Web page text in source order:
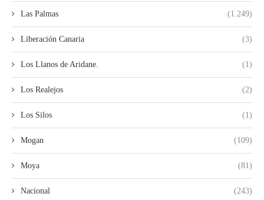
Las Palmas (1.249)
Liberación Canaria (3)
Los Llanos de Aridane. (1)
Los Realejos (2)
Los Silos (1)
Mogan (109)
Moya (81)
Nacional (243)